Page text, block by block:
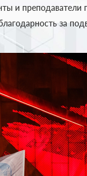
и преподаватели
за